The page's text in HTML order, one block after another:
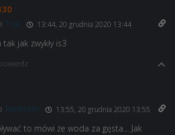
True 13:44, 20 grudnia 2020 13:44
tak jak zwykły is3
Maciek330 13:55, 20 grudnia 2020 13:55
to mówi że woda za gęsta… Jak